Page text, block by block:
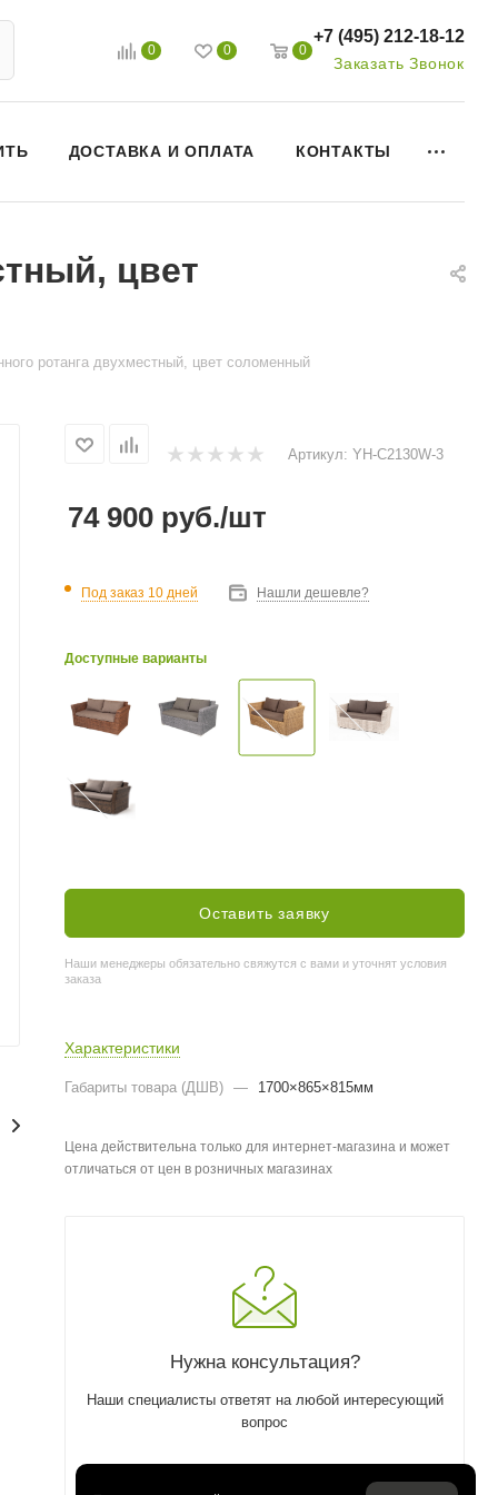
0 0 0
+7 (495) 212-18-12
Заказать Звонок
ДОСТАВКА И ОПЛАТА КОНТАКТЫ
цвет
ротанга двухместный, цвет соломенный
Артикул: YH-C2130W-3
74 900 руб./шт
Под заказ 10 дней Нашли дешевле?
Доступные варианты
Оставить заявку
Наши менеджеры обязательно свяжутся с вами и уточнят условия
заказа
Характеристики
Габариты товара (ДШВ) — 1700×865×815мм
Цена действительна только для интернет-магазина и может
отличаться от цен в розничных магазинах
Нужна консультация?
Наши специалисты ответят на любой интересующий
вопрос